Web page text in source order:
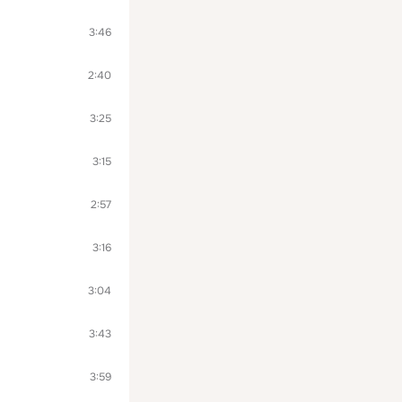
3:46
2:40
3:25
3:15
2:57
3:16
3:04
3:43
3:59